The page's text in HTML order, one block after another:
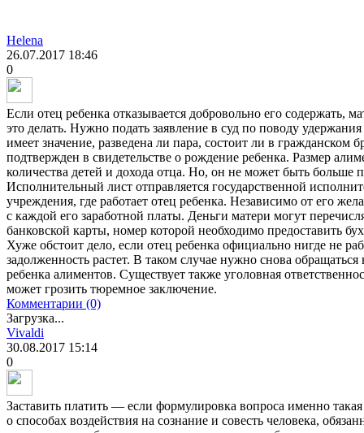
Helena
26.07.2017 18:46
0
Если отец ребенка отказывается добровольно его содержать,
это делать. Нужно подать заявление в суд по поводу
имеет значение, разведена ли пара, состоит ли в гражданском
подтвержден в свидетельстве о рождение ребенка. Размер
количества детей и дохода отца. Но, он не может быть больше
Исполнительный лист отправляется государственной
учреждения, где работает отец ребенка. Независимо от его
с каждой его заработной платы. Деньги матери могут
банковской карты, номер которой необходимо предоставить
Хуже обстоит дело, если отец ребенка официально нигде не
задолженность растет. В таком случае нужно снова
ребенка алиментов. Существует также уголовная
может грозить тюремное заключение.
Комментарии (0)
Загрузка...
Vivaldi
30.08.2017 15:14
0
Заставить платить — если формулировка вопроса именно
о способах воздействия на сознание и совесть человека,